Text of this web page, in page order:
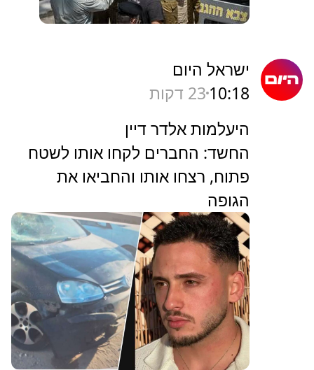
ישראל היום
10:18 23 דקות
היעלמות אלדר דיין
החשד: החברים לקחו אותו לשטח
פתוח, רצחו אותו והחביאו את
הגופה